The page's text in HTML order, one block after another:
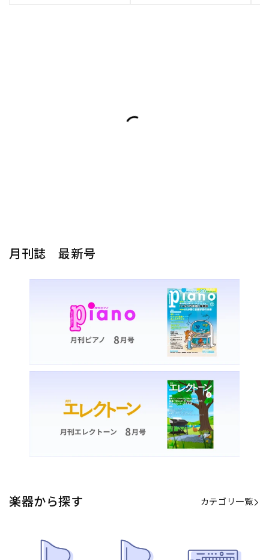
月刊誌 最新号
楽器から探す カテゴリ一覧